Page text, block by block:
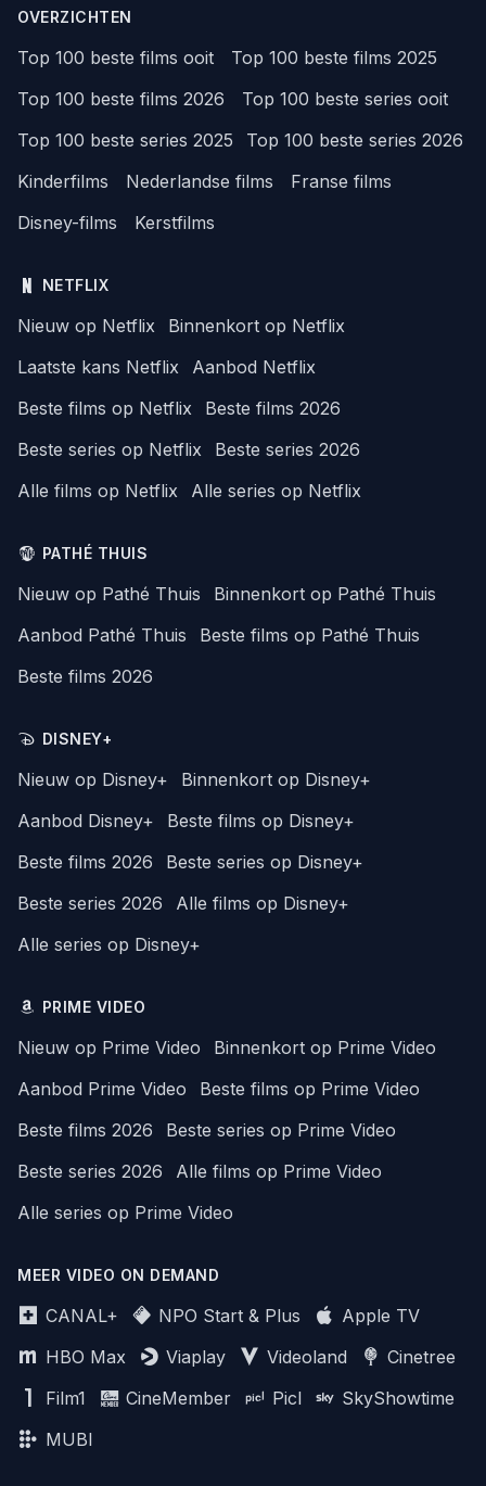
OVERZICHTEN
Top 100 beste films ooit
Top 100 beste films 2025
Top 100 beste films 2026
Top 100 beste series ooit
Top 100 beste series 2025
Top 100 beste series 2026
Kinderfilms
Nederlandse films
Franse films
Disney-films
Kerstfilms
NETFLIX
Nieuw op Netflix
Binnenkort op Netflix
Laatste kans Netflix
Aanbod Netflix
Beste films op Netflix
Beste films 2026
Beste series op Netflix
Beste series 2026
Alle films op Netflix
Alle series op Netflix
PATHÉ THUIS
Nieuw op Pathé Thuis
Binnenkort op Pathé Thuis
Aanbod Pathé Thuis
Beste films op Pathé Thuis
Beste films 2026
DISNEY+
Nieuw op Disney+
Binnenkort op Disney+
Aanbod Disney+
Beste films op Disney+
Beste films 2026
Beste series op Disney+
Beste series 2026
Alle films op Disney+
Alle series op Disney+
PRIME VIDEO
Nieuw op Prime Video
Binnenkort op Prime Video
Aanbod Prime Video
Beste films op Prime Video
Beste films 2026
Beste series op Prime Video
Beste series 2026
Alle films op Prime Video
Alle series op Prime Video
MEER VIDEO ON DEMAND
CANAL+ NPO Start & Plus
Apple TV
HBO Max
Viaplay Videoland
Cinetree
Film1
CineMember Picl
SkyShowtime
MUBI